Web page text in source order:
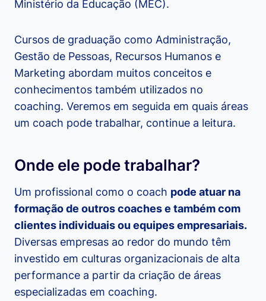
Ministério da Educação (MEC).
Cursos de graduação como Administração,
Gestão de Pessoas, Recursos Humanos e
Marketing abordam muitos conceitos e
conhecimentos também utilizados no
coaching. Veremos em seguida em quais áreas
um coach pode trabalhar, continue a leitura.
Onde ele pode trabalhar?
Um profissional como o coach pode atuar na
formação de outros coaches e também com
clientes individuais ou equipes empresariais.
Diversas empresas ao redor do mundo têm
investido em culturas organizacionais de alta
performance a partir da criação de áreas
especializadas em coaching.